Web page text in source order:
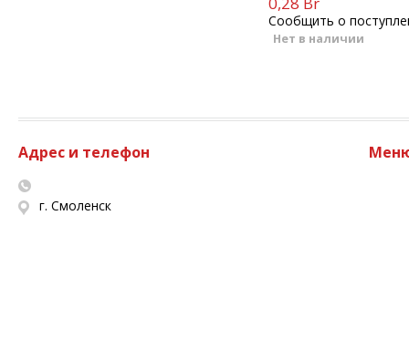
Сообщить о
Нет в наличии
Адрес и телефон
г. Смоленск